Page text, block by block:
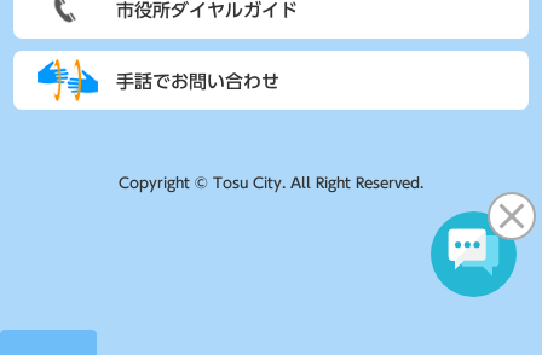
市役所ダイヤルガイド
手話でお問い合わせ
Copyright © Tosu City. All Right Reserved.